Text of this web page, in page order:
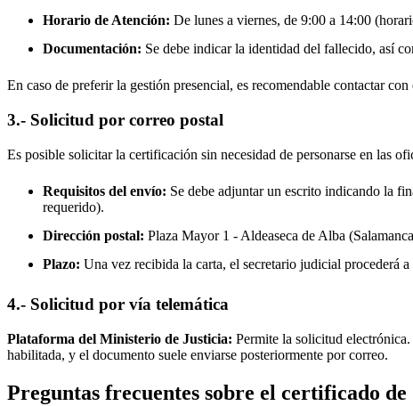
Horario de Atención: De lunes a viernes, de 9:00 a 14:00
Documentación: Se debe indicar la identidad del fallecido, así
En caso de preferir la gestión presencial, es recomendable contactar
3.- Solicitud por correo postal
Es posible solicitar la certificación sin necesidad de personarse en las
Requisitos del envío: Se debe adjuntar un escrito indicando la
requerido).
Dirección postal: Plaza Mayor 1 - Aldeaseca de Alba
Plazo: Una vez recibida la carta, el secretario judicial procederá
4.- Solicitud por vía telemática
Plataforma del Ministerio de Justicia: Permite la solicitud
habilitada, y el documento suele enviarse posteriormente por correo.
Preguntas frecuentes sobre el certificado de